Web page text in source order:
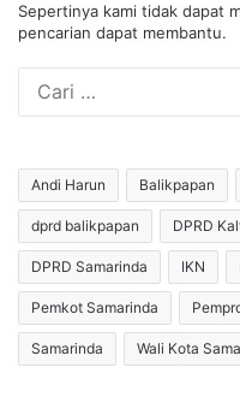
Sepertinya kami tidak dapat
pencarian dapat membantu.
Andi Harun Balikpapan
dprd balikpapan DPRD
DPRD Samarinda IKN
Pemkot Samarinda
Samarinda Wali Kota